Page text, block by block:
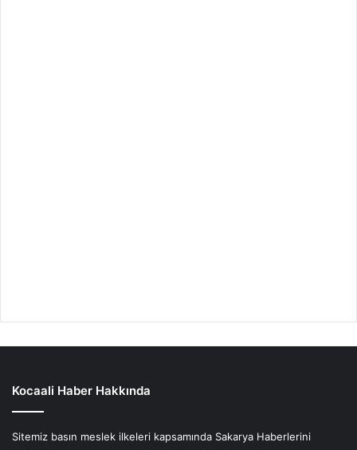
Kocaali Haber Hakkında
Sitemiz basın meslek ilkeleri kapsamında Sakarya Haberlerini